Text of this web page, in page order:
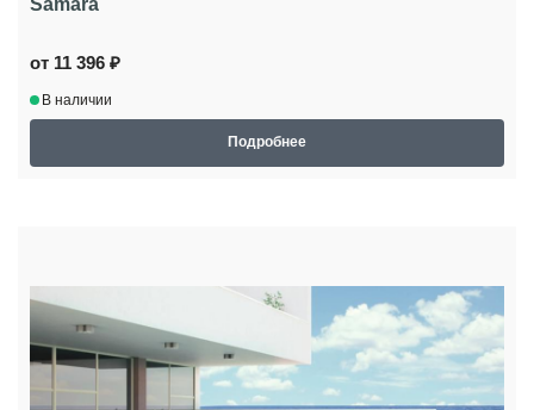
Samara
от 11 396 ₽
В наличии
Подробнее